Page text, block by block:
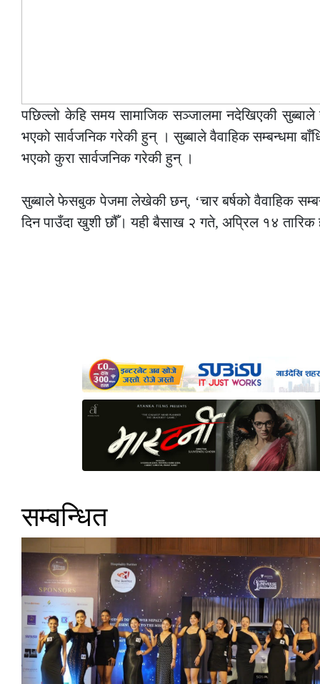
पछिल्लो केहि समय सामाजिक सञ्जालमा नदेखिएकी
भएको सार्वजनिक गरेकी हुन् । सुब्बाले वैवाहिक सम्बन्धमा
भएको कुरा सार्वजनिक गरेकी हुन् ।
सुब्बाले फेसबुक पेजमा लेखेकी छन्, ‘चार बर्षको वैवाहिक
दिन पाउँदा खुशी छौँ। यही बैसाख २ गते, अप्रिल १४ तारिक
सम्बन्धित